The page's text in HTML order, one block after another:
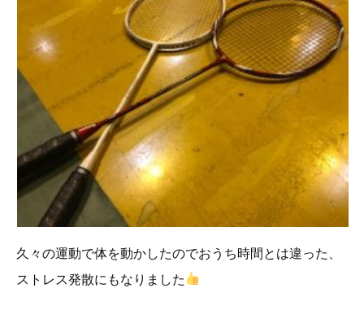
久々の運動で体を動かしたのでおうち時間とは違った、
ストレス発散にもなりました